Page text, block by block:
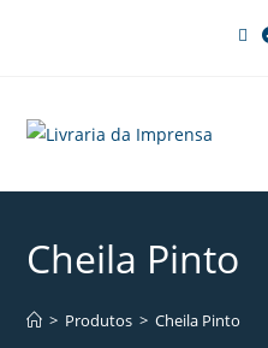
Cheila Pinto
> Produtos > Cheila Pinto